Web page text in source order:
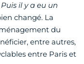
il y a eu un
changé. La
du
entre autres,
entre Paris et